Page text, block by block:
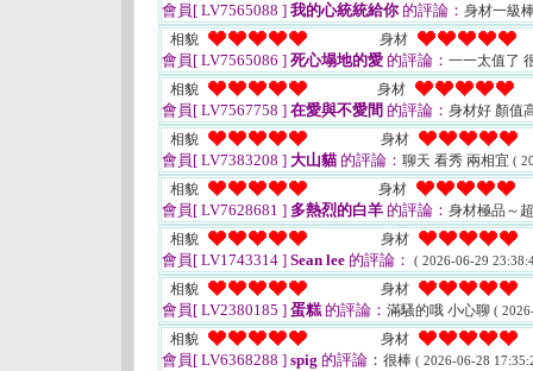
會員[ LV7565088 ] 我的心統統給你的評論： 身材一級
相貌
身材
會員[ LV7565086 ] 死心塌地的愛 的評論： 一一太值了
相貌
身材
會員[ LV7567758 ] 在愛與不愛間 的評論： 身材好 顏值
相貌
身材
會員[ LV7383208 ] 大山貓 的評論： 聊天 看秀 兩相宜 (
相貌 身材
會員[ LV7628681 ] 多熱烈的白羊 的評論： 身材極品～
相貌
身材
會員[ LV1743314 ] Sean lee 的評論： ( 2026-06-29
相貌 身材
會員[ LV2380185 ] 蛋糕 的評論： 滿騷的哦 小心聊 (
相貌 身材
會員[ LV6368288 ] spig 的評論： 很棒 ( 2026-06-28